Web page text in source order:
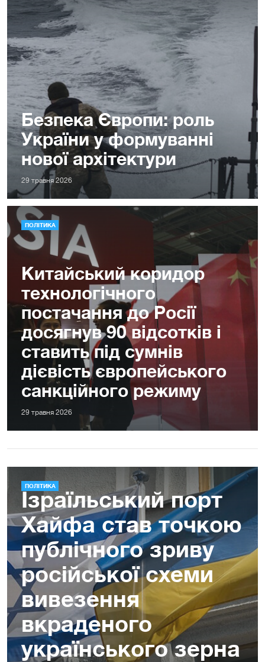
Безпека Європи: роль
України у формуванні
нової архітектури
29 травня 2026
ПОЛІТИКА
Китайський коридор
технологічного
постачання до Росії
досягнув 90 відсотків і
ставить під сумнів
дієвість європейського
санкційного режиму
29 травня 2026
ПОЛІТИКА
Ізраїльський порт
Хайфа став точкою
публічного зриву
російської схеми
вивезення
вкраденого
українського зерна